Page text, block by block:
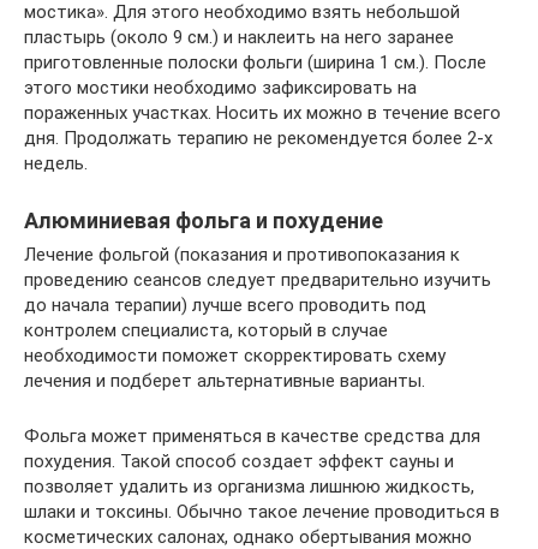
мостика». Для этого необходимо взять небольшой
пластырь (около 9 см.) и наклеить на него заранее
приготовленные полоски фольги (ширина 1 см.). После
этого мостики необходимо зафиксировать на
пораженных участках. Носить их можно в течение всего
дня. Продолжать терапию не рекомендуется более 2-х
недель.
Алюминиевая фольга и похудение
Лечение фольгой (показания и противопоказания к
проведению сеансов следует предварительно изучить
до начала терапии) лучше всего проводить под
контролем специалиста, который в случае
необходимости поможет скорректировать схему
лечения и подберет альтернативные варианты.
Фольга может применяться в качестве средства для
похудения. Такой способ создает эффект сауны и
позволяет удалить из организма лишнюю жидкость,
шлаки и токсины. Обычно такое лечение проводиться в
косметических салонах, однако обертывания можно